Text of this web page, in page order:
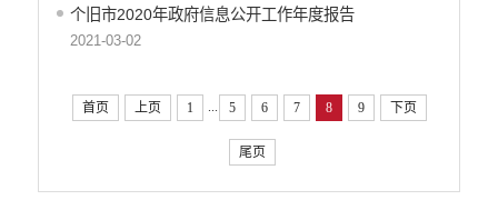
个旧市2020年政府信息公开工作年度报告
2021-03-02
首页 上页 1 ... 5 6 7 8 9 下页
尾页